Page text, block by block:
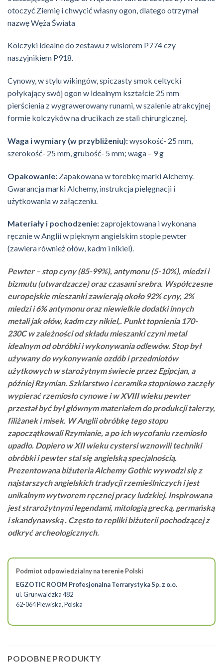
otoczyć Ziemię i chwycić własny ogon, dlatego otrzymał
nazwę Węża Świata
Kolczyki idealne do zestawu z wisiorem P774 czy
naszyjnikiem P918.
Cynowy, w stylu wikingów, spiczasty smok celtycki
połykający swój ogon w idealnym kształcie 25 mm
pierścienia z wygrawerowany runami, w szalenie atrakcyjnej
formie kolczyków na drucikach ze stali chirurgicznej.
Waga i wymiary (w przybliżeniu):wysokość- 25 mm,
szerokość- 25 mm, grubość- 5 mm; waga – 9 g
Opakowanie: Zapakowana w torebkę marki Alchemy.
Gwarancja marki Alchemy, instrukcja pielęgnacji i
użytkowania w załączeniu.
Materiały i pochodzenie: zaprojektowana i wykonana
ręcznie w Anglii w pięknym angielskim stopie pewter
(zawiera również ołów, kadm i nikiel).
Pewter – stop cyny (85-99%), antymonu (5-10%), miedzi i
bizmutu (utwardzacze) oraz czasami srebra. Współczesne
europejskie mieszanki zawierają około 92% cyny, 2%
miedzi i 6% antymonu oraz niewielkie dodatki innych
metali jak ołów, kadm czy nikiel,. Punkt topnienia 170-
230C w zależności od składu mieszanki czyni metal
idealnym od obróbki i wykonywania odlewów. Stop był
używany do wykonywanie ozdób i przedmiotów
użytkowych w starożytnym świecie przez Egipcjan, a
później Rzymian. Szklarstwo i ceramika stopniowo zaczęły
wypierać rzemiosło cynowe i w XVIII wieku pewter
przestał być był głównym materiałem do produkcji talerzy,
filiżanek i misek. W Anglii obróbkę tego stopu
zapoczątkowali Rzymianie, a po ich wycofaniu rzemiosło
upadło. Dopiero w XII wieku cystersi wznowili techniki
obróbki i pewter stal się angielską specjalnością.
Prezentowana biżuteria Alchemy Gothic wywodzi się z
najstarszych angielskich tradycji rzemieślniczych i jest
unikalnym wytworem ręcznej pracy ludzkiej. Inspirowana
jest strarożytnymi legendami, mitologią grecką, germańską
i skandynawską . Często to repliki biżuterii pochodzącej z
odkryć archeologicznych.
Podmiot odpowiedzialny na terenie Polski
EGZOTIC ROOM Profesjonalna Terrarystyka Sp. z o.o.
ul. Grunwaldzka 482
62-064 Plewiska, Polska
PODOBNE PRODUKTY